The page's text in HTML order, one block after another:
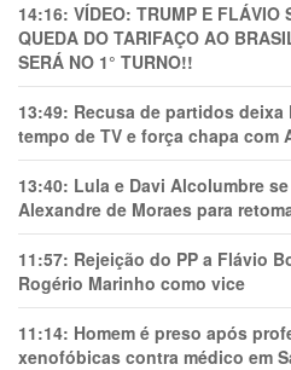
14:16: VÍDEO: TRUMP E FLÁVIO
QUEDA DO TARIFAÇO AO
SERÁ NO 1° TURNO!!
13:49: Recusa de partidos
tempo de TV e força chapa com
13:40: Lula e Davi Alcolumbre
Alexandre de Moraes para
11:57: Rejeição do PP a Flávio
Rogério Marinho como vice
11:14: Homem é preso após
xenofóbicas contra médico em